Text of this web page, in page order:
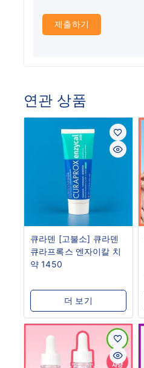
연관 상품
큐라덴 [고불소] 큐라덴
큐라프록스 엔자이칼 치
약 1450
더 보기